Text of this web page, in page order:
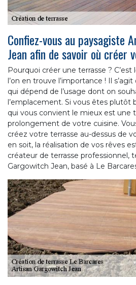
Confiez-vous au paysagiste
Jean afin de savoir où créer
Pourquoi créer une terrasse ? C’est
l’on en trouve l’importance ! Il
qui dépend de l’usage dont on
l’emplacement. Si vous êtes plutôt
qui vous convient le mieux est une
prolongement de votre cuisine.
créez votre terrasse au-dessus de
en soit, la réalisation de vos rêves
créateur de terrasse professionnel,
Gargowitch Jean, basé à Le